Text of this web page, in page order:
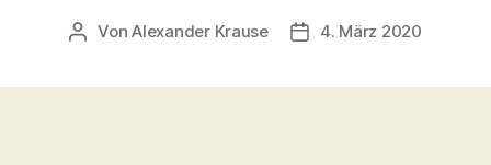
Beitragsautor
VonAlexander Krause Veröffentlichungsdatum
4. März 2020